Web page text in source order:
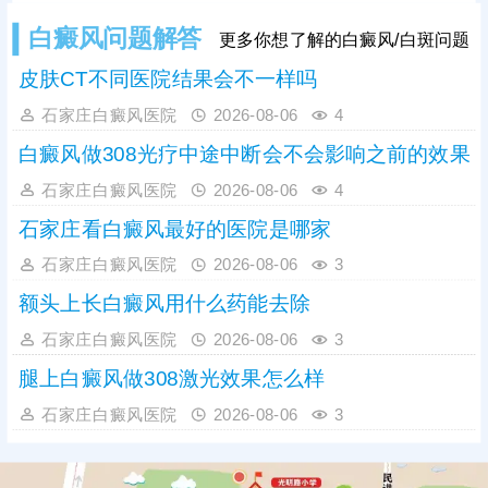
亲民，适合病情稳定的白癜风患者。
白癜风问题解答 更多你想了解的白癜风/白斑问题
皮肤CT不同医院结果会不一样吗
石家庄白癜风医院 2026-08-06 4
白癜风做308光疗中途中断会不会影响之前的效果
石家庄白癜风医院 2026-08-06 4
石家庄看白癜风最好的医院是哪家
石家庄白癜风医院 2026-08-06 3
额头上长白癜风用什么药能去除
石家庄白癜风医院 2026-08-06 3
腿上白癜风做308激光效果怎么样
石家庄白癜风医院 2026-08-06 3